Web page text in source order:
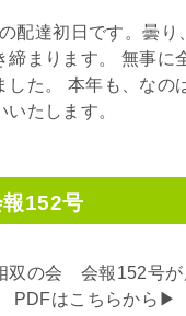
配達初日です。曇り
締まります。 無事に
した。 本年も、なの
たします。
152号
双の会 会報152号が
PDFはこちらから▶